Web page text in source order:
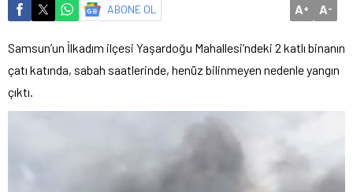
ABONE OL A+ A-
Samsun’un İlkadım ilçesi Yaşardoğu Mahallesi’ndeki 2 katlı binanın
çatı katında, sabah saatlerinde, henüz bilinmeyen nedenle yangın
çıktı.